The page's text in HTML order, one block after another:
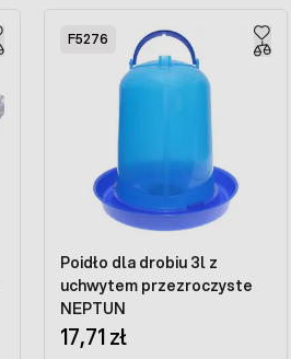
F5276
Poidło dla drobiu 3l z
uchwytem przezroczyste
NEPTUN
17,71 zł